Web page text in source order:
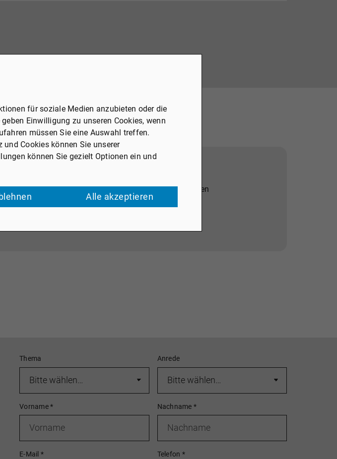
Media-Plattformen. Wenn Cookies von externen Medien
Inhalte keiner manuellen Zustimmung mehr
Thema Anrede
Vorname* Nachname *
E-Mail * Telefon *
für soziale Medien anzubieten oder die
Einwilligung zu unseren Cookies, wenn
müssen Sie eine Auswahl treffen.
Cookies können Sie unserer
können Sie gezielt Optionen ein und
Alle akzeptieren